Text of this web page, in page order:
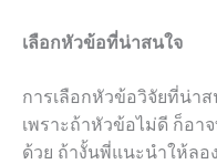
เลือกหัวข้อที่น่าสนใจ
การเลือกหัวข้อวิจัยที่น่า
เพราะถ้าหัวข้อไม่ดี ก็อา
ด้วย ถ้างั้นพี่แนะนำให้ลอ